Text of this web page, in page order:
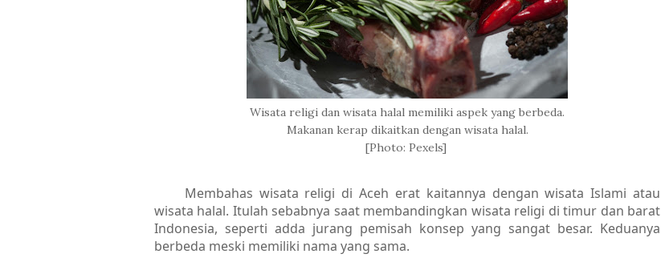
Wisata religi dan wisata halal memiliki aspek yang berbeda.
Makanan kerap dikaitkan dengan wisata halal.
[Photo: Pexels]
Membahas wisata religi di Aceh erat kaitannya dengan wisata Islami atau
wisata halal. Itulah sebabnya saat membandingkan wisata religi di timur dan barat
Indonesia, seperti adda jurang pemisah konsep yang sangat besar. Keduanya
berbeda meski memiliki nama yang sama.